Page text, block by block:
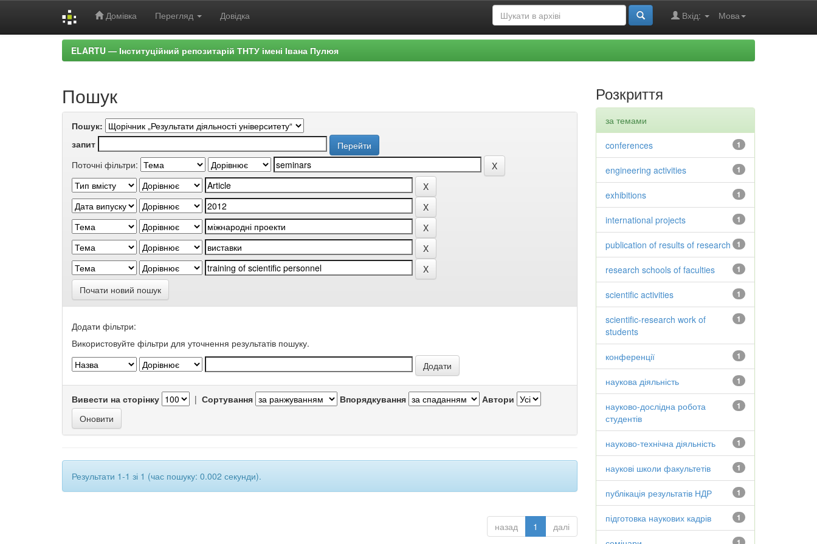
Домівка Перегляд Довідка Мова
Вхід:
ELARTU — Інституційний репозитарій ТНТУ імені Івана Пулюя
Пошук
Пошук:
запит
Поточні фільтри:
Почати новий пошук
Додати фільтри:
Використовуйте фільтри для уточнення результатів пошуку.
Вивести на сторінку | Сортування Впорядкування Автори
Результати 1-1 зі 1 (час пошуку: 0.002 секунди).
назад 1 далі
Розкриття
за темами
1
conferences
1
engineering activities
1
exhibitions
1
international projects
1
publication of results of research
1
research schools of faculties
1
scientific activities
1
scientific-research work of
students
1
конференції
1
наукова діяльність
1
науково-дослідна робота
студентів
1
науково-технічна діяльність
1
наукові школи факультетів
1
публікація результатів НДР
1
підготовка наукових кадрів